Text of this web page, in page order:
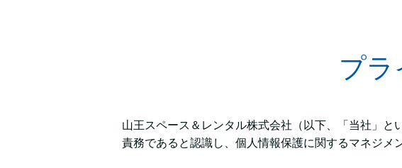
プラ
山王スペース＆レンタル株式会社（以下、「当社」
責務であると認識し、個人情報保護に関するマネジメ